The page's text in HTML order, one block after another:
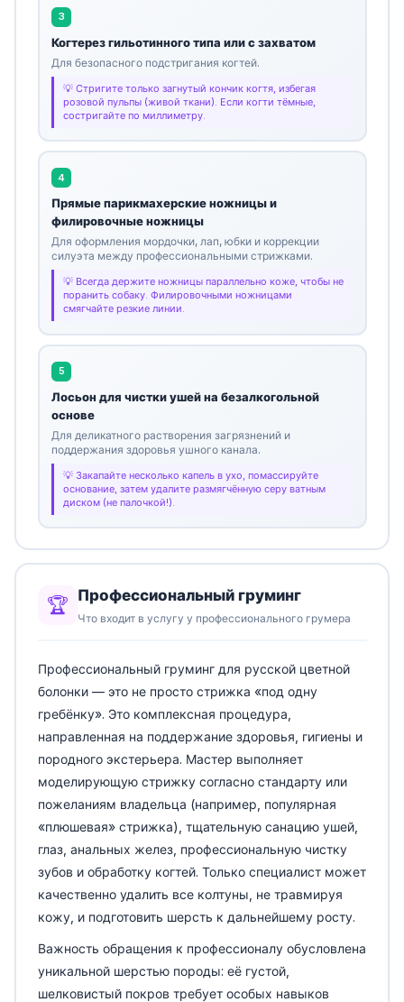
3
Когтерез гильотинного типа или с захватом
Для безопасного подстригания когтей.
Стригите только загнутый кончик когтя, избегая
розовой пульпы (живой ткани). Если когти тёмные,
состригайте по миллиметру.
4
Прямые парикмахерские ножницы и
филировочные ножницы
Для оформления мордочки, лап, юбки и коррекции
силуэта между профессиональными стрижками.
Всегда держите ножницы параллельно коже, чтобы не
поранить собаку. Филировочными ножницами
смягчайте резкие линии.
5
Лосьон для чистки ушей на безалкогольной
основе
Для деликатного растворения загрязнений и
поддержания здоровья ушного канала.
Закапайте несколько капель в ухо, помассируйте
основание, затем удалите размягчённую серу ватным
диском (не палочкой!).
🏆 Профессиональный груминг
Что входит в услугу у профессионального грумера
Профессиональный груминг для русской цветной
болонки — это не просто стрижка «под одну
гребёнку». Это комплексная процедура,
направленная на поддержание здоровья, гигиены и
породного экстерьера. Мастер выполняет
моделирующую стрижку согласно стандарту или
пожеланиям владельца (например, популярная
«плюшевая» стрижка), тщательную санацию ушей,
глаз, анальных желез, профессиональную чистку
зубов и обработку когтей. Только специалист может
качественно удалить все колтуны, не травмируя
кожу, и подготовить шерсть к дальнейшему росту.
Важность обращения к профессионалу обусловлена
уникальной шерстью породы: её густой,
шелковистый покров требует особых навыков